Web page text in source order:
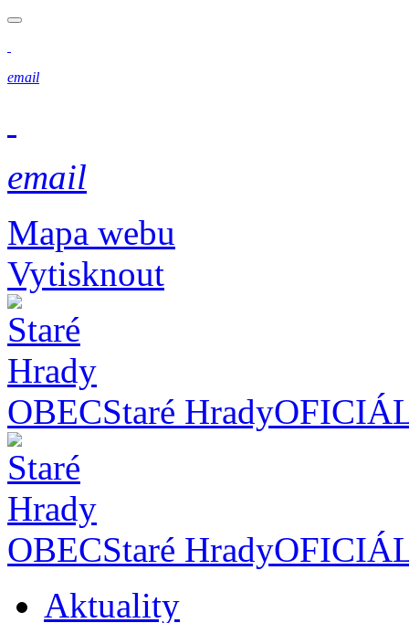
email
email
Mapa webu
Vytisknout
OBECStaré Hrady
OBECStaré Hrady
Aktuality